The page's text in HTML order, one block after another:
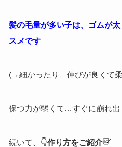
髪の毛量が多い子は、ゴムが
スメです
(→細かったり、伸びが良くて
保つ力が弱くて…すぐに崩れ出
続いて、👇作り方をご紹介